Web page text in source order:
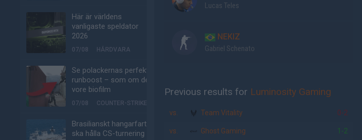
Här är världens
vanligaste speldator
2026
07/08 HÅRDVARA
Se polackernas perfekta
runboost – som om det
vore biofilm
07/08 COUNTER-STRIKE
Brasilianskt hangarfartyg
ska hålla CS-turnering –
Lucas Teles
NEKIZ
Gabriel Schenato
Previous results for Luminosity Gaming
vs. Team Vitality 0-2
vs. Ghost Gaming 1-2